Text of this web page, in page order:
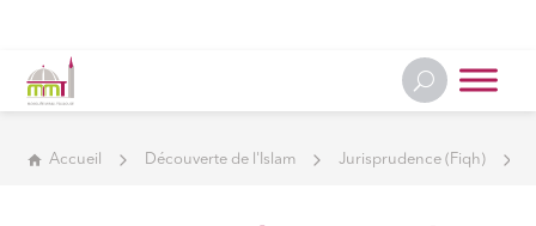
Accueil Découverte de l'Islam Jurisprudence (Fiqh)